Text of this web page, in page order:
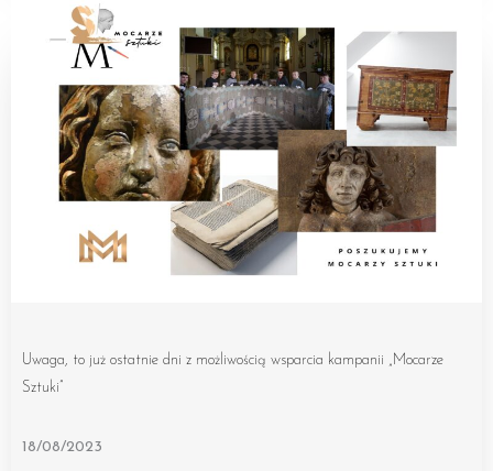
Uwaga, to już ostatnie dni z możliwością wsparcia kampanii „Mocarze
Sztuki”
18/08/2023